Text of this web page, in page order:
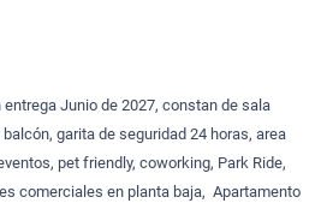
Junio de 2027, constan de sala
garita de seguridad 24 horas, area
pet friendly, coworking, Park Ride,
comerciales en planta baja, Apartamento